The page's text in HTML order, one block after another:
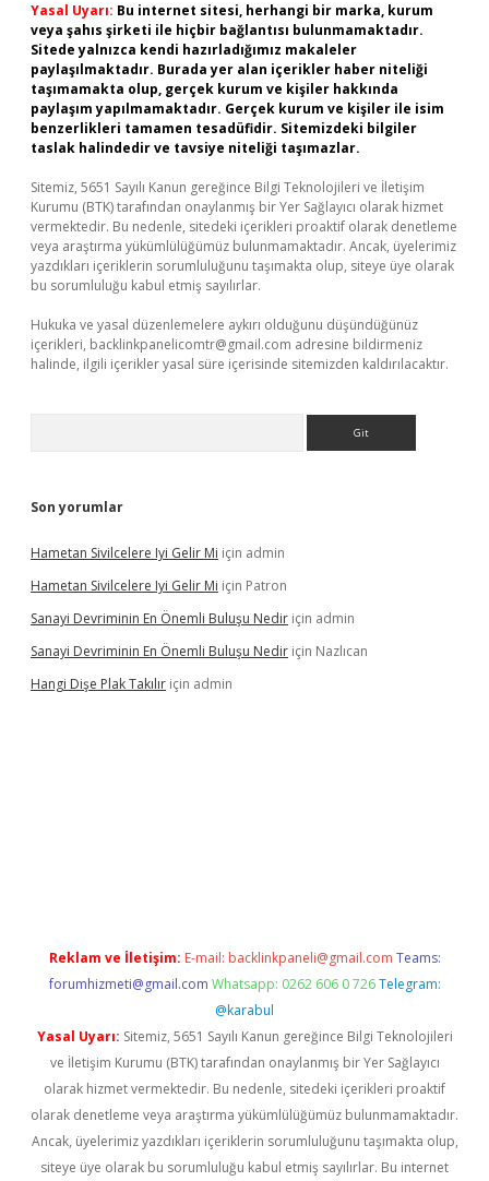
Yasal Uyarı: Bu internet sitesi, herhangi bir marka, kurum
veya şahıs şirketi ile hiçbir bağlantısı bulunmamaktadır.
Sitede yalnızca kendi hazırladığımız makaleler
paylaşılmaktadır. Burada yer alan içerikler haber niteliği
taşımamakta olup, gerçek kurum ve kişiler hakkında
paylaşım yapılmamaktadır. Gerçek kurum ve kişiler ile isim
benzerlikleri tamamen tesadüfidir. Sitemizdeki bilgiler
taslak halindedir ve tavsiye niteliği taşımazlar.
Sitemiz, 5651 Sayılı Kanun gereğince Bilgi Teknolojileri ve İletişim
Kurumu (BTK) tarafından onaylanmış bir Yer Sağlayıcı olarak hizmet
vermektedir. Bu nedenle, sitedeki içerikleri proaktif olarak denetleme
veya araştırma yükümlülüğümüz bulunmamaktadır. Ancak, üyelerimiz
yazdıkları içeriklerin sorumluluğunu taşımakta olup, siteye üye olarak
bu sorumluluğu kabul etmiş sayılırlar.
Hukuka ve yasal düzenlemelere aykırı olduğunu düşündüğünüz
içerikleri, backlinkpanelicomtr@gmail.com adresine bildirmeniz
halinde, ilgili içerikler yasal süre içerisinde sitemizden kaldırılacaktır.
Son yorumlar
Hametan Sivilcelere Iyi Gelir Mi için admin
Hametan Sivilcelere Iyi Gelir Mi için Patron
Sanayi Devriminin En Önemli Buluşu Nedir için admin
Sanayi Devriminin En Önemli Buluşu Nedir için Nazlıcan
Hangi Dişe Plak Takılır için admin
Reklam ve İletişim: E-mail: backlinkpaneli@gmail.com Teams:
forumhizmeti@gmail.com Whatsapp: 0262 606 0 726 Telegram:
@karabul
Yasal Uyarı: Sitemiz, 5651 Sayılı Kanun gereğince Bilgi Teknolojileri
ve İletişim Kurumu (BTK) tarafından onaylanmış bir Yer Sağlayıcı
olarak hizmet vermektedir. Bu nedenle, sitedeki içerikleri proaktif
olarak denetleme veya araştırma yükümlülüğümüz bulunmamaktadır.
Ancak, üyelerimiz yazdıkları içeriklerin sorumluluğunu taşımakta olup,
siteye üye olarak bu sorumluluğu kabul etmiş sayılırlar. Bu internet